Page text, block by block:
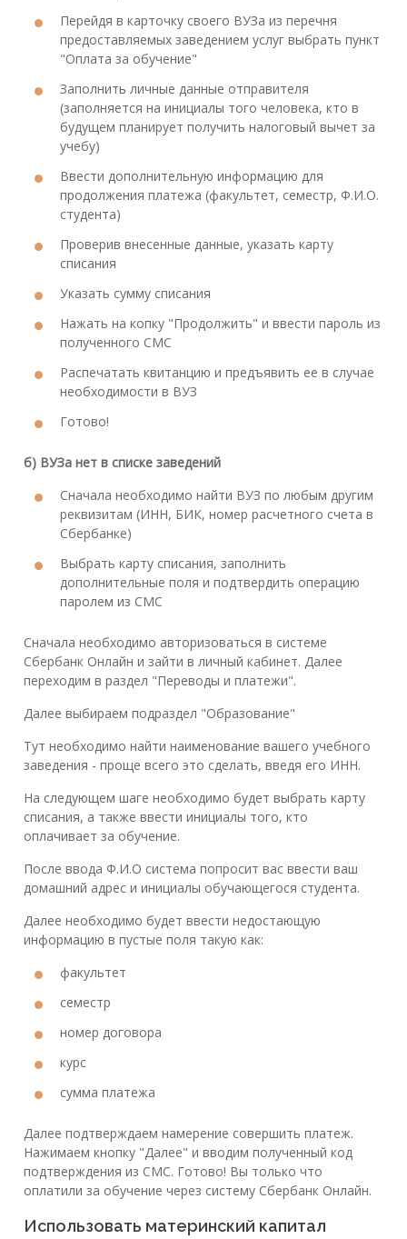
Перейдя в карточку своего ВУЗа из перечня
предоставляемых заведением услуг выбрать пункт
"Оплата за обучение"
Заполнить личные данные отправителя
(заполняется на инициалы того человека, кто в
будущем планирует получить налоговый вычет за
учебу)
Ввести дополнительную информацию для
продолжения платежа (факультет, семестр, Ф.И.О.
студента)
Проверив внесенные данные, указать карту
списания
Указать сумму списания
Нажать на копку "Продолжить" и ввести пароль из
полученного СМС
Распечатать квитанцию и предъявить ее в случае
необходимости в ВУЗ
Готово!
б) ВУЗа нет в списке заведений
Сначала необходимо найти ВУЗ по любым другим
реквизитам (ИНН, БИК, номер расчетного счета в
Сбербанке)
Выбрать карту списания, заполнить
дополнительные поля и подтвердить операцию
паролем из СМС
Сначала необходимо авторизоваться в системе
Сбербанк Онлайн и зайти в личный кабинет. Далее
переходим в раздел "Переводы и платежи".
Далее выбираем подраздел "Образование"
Тут необходимо найти наименование вашего учебного
заведения - проще всего это сделать, введя его ИНН.
На следующем шаге необходимо будет выбрать карту
списания, а также ввести инициалы того, кто
оплачивает за обучение.
После ввода Ф.И.О система попросит вас ввести ваш
домашний адрес и инициалы обучающегося студента.
Далее необходимо будет ввести недостающую
информацию в пустые поля такую как:
факультет
семестр
номер договора
курс
сумма платежа
Далее подтверждаем намерение совершить платеж.
Нажимаем кнопку "Далее" и вводим полученный код
подтверждения из СМС. Готово! Вы только что
оплатили за обучение через систему Сбербанк Онлайн.
Использовать материнский капитал